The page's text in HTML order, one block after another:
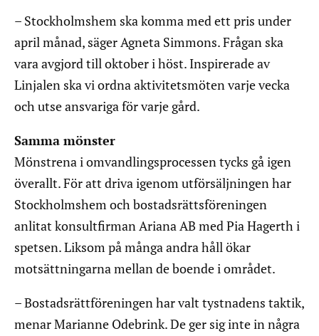
– Stockholmshem ska komma med ett pris under
april månad, säger Agneta Simmons. Frågan ska
vara avgjord till oktober i höst. Inspirerade av
Linjalen ska vi ordna aktivitetsmöten varje vecka
och utse ansvariga för varje gård.
Samma mönster
Mönstrena i omvandlingsprocessen tycks gå igen
överallt. För att driva igenom utförsäljningen har
Stockholmshem och bostadsrättsföreningen
anlitat konsultfirman Ariana AB med Pia Hagerth i
spetsen. Liksom på många andra håll ökar
motsättningarna mellan de boende i området.
– Bostadsrättföreningen har valt tystnadens taktik,
menar Marianne Odebrink. De ger sig inte in några